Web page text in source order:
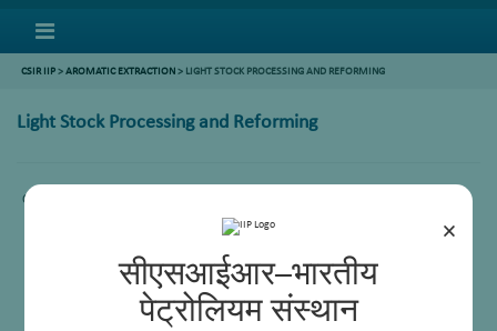
×
सीएसआईआर–भारतीय
पेट्रोलियम संस्थान
CSIR IIP>AROMATIC EXTRACTION> LIGHT STOCK PROCESSING AND REFORMING
Light Stock Processing and Reforming
Comming Soon.